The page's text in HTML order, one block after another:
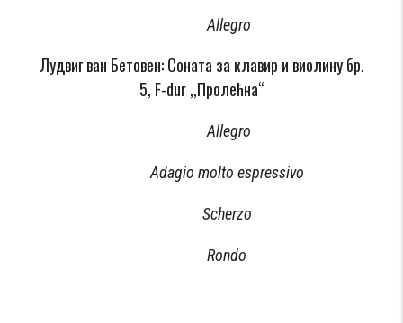
Allegro
Лудвиг ван Бетовен: Соната за клавир и виолину бр.
5, F-dur ,,Пролећна“
Allegro
Adagio molto espressivo
Scherzo
Rondo